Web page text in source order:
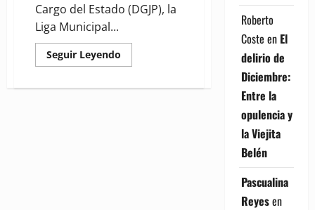
Cargo del Estado (DGJP), la
Liga Municipal...
Seguir Leyendo
more
DGJP,
Roberto
Coste en El
delirio de
Diciembre:
Entre la
opulencia y
la Viejita
Belén
Pascualina
Reyesen